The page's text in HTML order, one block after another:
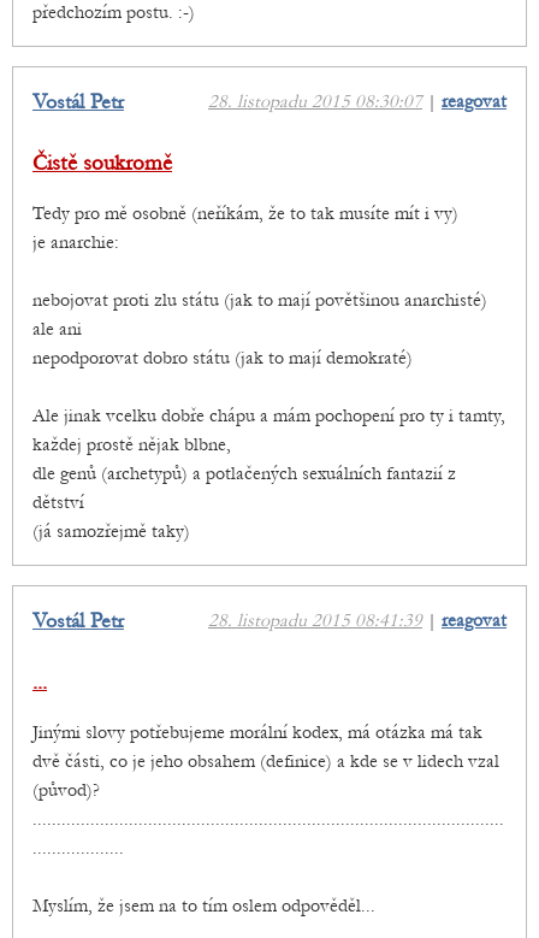
předchozím postu. :-)
28. listopadu 2015 08:30:07| reagovat
Vostál Petr
Čistě soukromě
Tedy pro mě osobně (neříkám, že to tak musíte mít i vy)
je anarchie:
nebojovat proti zlu státu (jak to mají povětšinou anarchisté)
ale ani
nepodporovat dobro státu (jak to mají demokraté)
Ale jinak vcelku dobře chápu a mám pochopení pro ty i tamty,
každej prostě nějak blbne,
dle genů (archetypů) a potlačených sexuálních fantazií z
dětství
(já samozřejmě taky)
28. listopadu 2015 08:41:39| reagovat
Vostál Petr
...
Jinými slovy potřebujeme morální kodex, má otázka má tak
dvě části, co je jeho obsahem (definice) a kde se v lidech vzal
(původ)?
..................................................................................................
...................
Myslím, že jsem na to tím oslem odpověděl...